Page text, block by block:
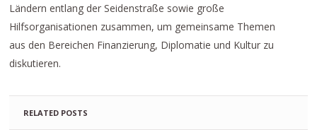
Ländern entlang der Seidenstraße sowie große
Hilfsorganisationen zusammen, um gemeinsame Themen
aus den Bereichen Finanzierung, Diplomatie und Kultur zu
diskutieren.
RELATED POSTS